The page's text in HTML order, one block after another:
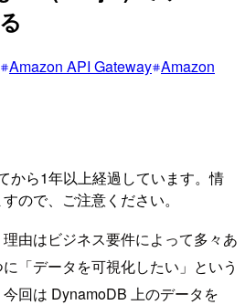
Amazon API Gateway Amazon
から1年以上経過しています。情
ので、ご注意ください。
由はビジネス要件によって多々あ
「データを可視化したい」という
回は DynamoDB 上のデータを